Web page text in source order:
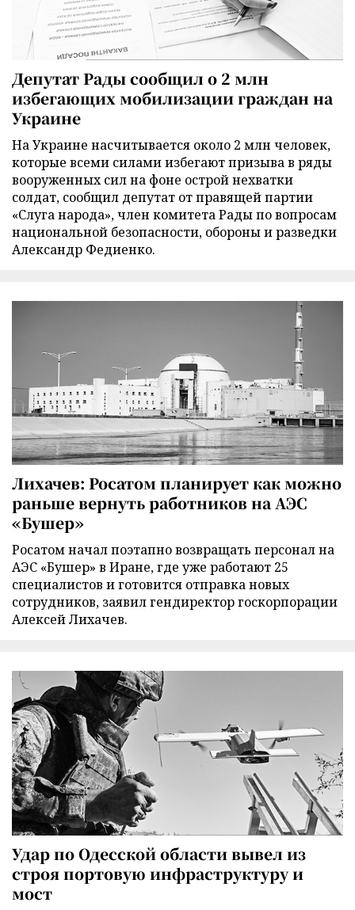
Депутат Рады сообщил о 2 млн
избегающих мобилизации граждан на
Украине
На Украине насчитывается около 2 млн человек,
которые всеми силами избегают призыва в ряды
вооруженных сил на фоне острой нехватки
солдат, сообщил депутат от правящей партии
«Слуга народа», член комитета Рады по вопросам
национальной безопасности, обороны и разведки
Александр Федиенко.
Лихачев: Росатом планирует как можно
раньше вернуть работников на АЭС
«Бушер»
Росатом начал поэтапно возвращать персонал на
АЭС «Бушер» в Иране, где уже работают 25
специалистов и готовится отправка новых
сотрудников, заявил гендиректор госкорпорации
Алексей Лихачев.
Удар по Одесской области вывел из
строя портовую инфраструктуру и
мост